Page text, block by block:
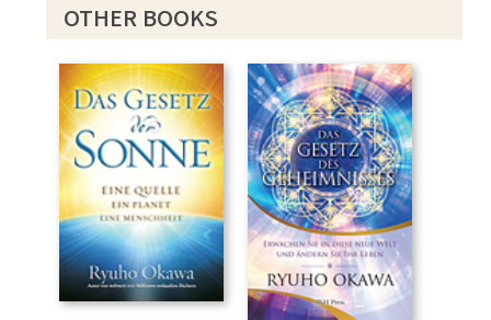
OTHER BOOKS